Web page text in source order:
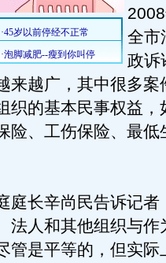
全市
政诉
来越广，其中很多案
织的基本民事权益，
险、工伤保险、最低
长辛尚民告诉记者
法人和其他组织与作
管是平等的，但实际